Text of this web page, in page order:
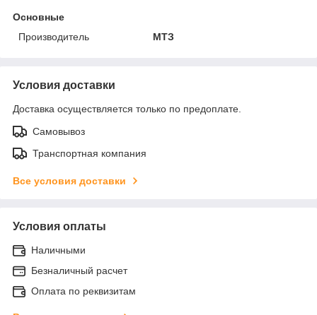
Основные
Производитель
МТЗ
Условия доставки
Доставка осуществляется только по предоплате.
Самовывоз
Транспортная компания
Все условия доставки
Условия оплаты
Наличными
Безналичный расчет
Оплата по реквизитам